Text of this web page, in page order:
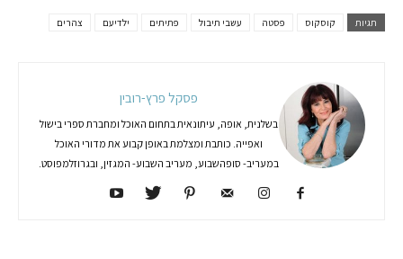
תגיות קוסקוס פסטה עשבי תיבול פתיתים ילדיעם צהרים
פסקל פרץ-רובין
בשלנית, אופה, עיתונאית בתחום האוכל ומחברת ספרי בישול
ואפייה. כותבת ומצלמת באופן קבוע את מדורי האוכל
במעריב- סופהשבוע, מעריב השבוע- המגזין, ובגרוזלמפוסט.